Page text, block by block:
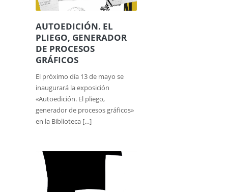
AUTOEDICIÓN. EL
PLIEGO, GENERADOR
DE PROCESOS
GRÁFICOS
El próximo día 13 de mayo se
inaugurará la exposición
«Autoedición. El pliego,
generador de procesos gráficos»
en la Biblioteca […]